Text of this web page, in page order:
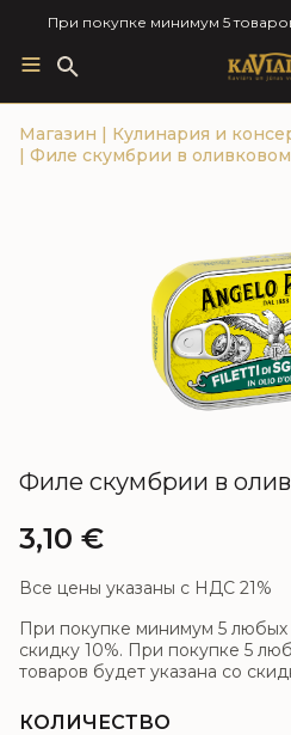
При покупке минимум 5
Search
for:
Магазин | Кулинария и
| Филе скумбрии в оливковом
Филе скумбрии в
3,10 €
Все цены указаны с НДС 21%
При покупке минимум 5 любых
скидку 10%. При покупке 5
товаров будет указана со
КОЛИЧЕСТВО